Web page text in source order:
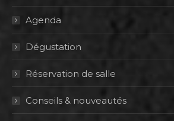
Agenda
Dégustation
Réservation de salle
Conseils & nouveautés